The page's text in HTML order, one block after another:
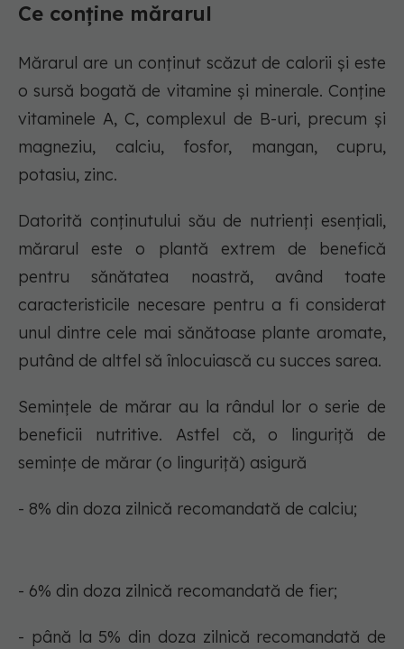
Ce conține mărarul
Mărarul are un conținut scăzut de calorii și este
o sursă bogată de vitamine și minerale. Conține
vitaminele A, C, complexul de B-uri, precum și
magneziu, calciu, fosfor, mangan, cupru,
potasiu, zinc.
Datorită conținutului său de nutrienți esențiali,
mărarul este o plantă extrem de benefică
pentru sănătatea noastră, având toate
caracteristicile necesare pentru a fi considerat
unul dintre cele mai sănătoase plante aromate,
putând de altfel să înlocuiască cu succes sarea.
Semințele de mărar au la rândul lor o serie de
beneficii nutritive. Astfel că, o linguriță de
semințe de mărar (o linguriță) asigură
- 8% din doza zilnică recomandată de calciu;
- 6% din doza zilnică recomandată de fier;
- până la 5% din doza zilnică recomandată de